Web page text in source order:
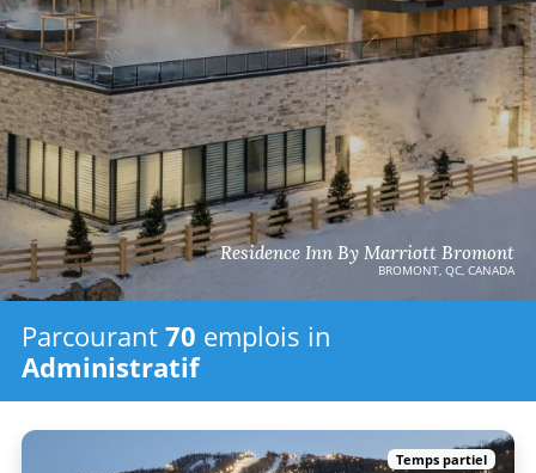
Residence Inn By Marriott Bromont
BROMONT, QC, CANADA
Parcourant 70 emplois in
Administratif
Temps partiel